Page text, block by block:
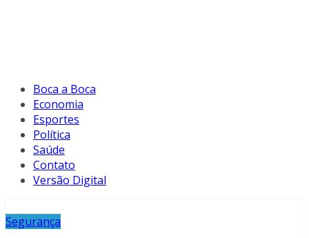
Boca a Boca
Economia
Esportes
Política
Saúde
Contato
Versão Digital
Segurança